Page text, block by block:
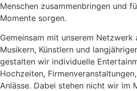
Menschen zusammenbringen und
Momente sorgen.
Gemeinsam mit unserem Netzwerk
Musikern, Künstlern und
gestalten wir individuelle
Hochzeiten,
Anlässe. Dabei stehen nicht wir im